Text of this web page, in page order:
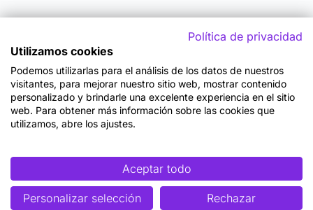
Política de privacidad
Utilizamos cookies
Podemos utilizarlas para el análisis de los datos de nuestros
visitantes, para mejorar nuestro sitio web, mostrar contenido
personalizado y brindarle una excelente experiencia en el sitio
web. Para obtener más información sobre las cookies que
utilizamos, abre los ajustes.
Aceptar todo
Personalizar selección Rechazar